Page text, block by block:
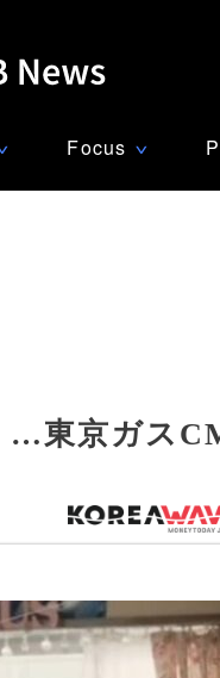
Focus ∨
…東京ガス